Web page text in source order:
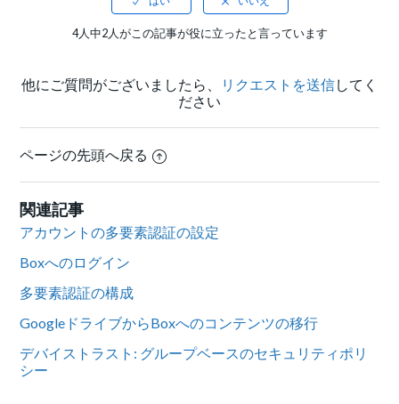
4人中2人がこの記事が役に立ったと言っています
他にご質問がございましたら、 リクエストを送信してく
ださい
ページの先頭へ戻る
関連記事
アカウントの多要素認証の設定
Boxへのログイン
多要素認証の構成
GoogleドライブからBoxへのコンテンツの移行
デバイストラスト: グループベースのセキュリティポリ
シー